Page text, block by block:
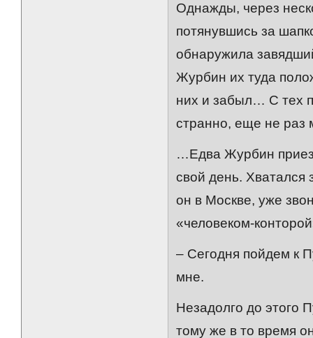
Однажды, через
потянувшись за
обнаружила
Журбин их туда
них и забыл… С тех
странно, еще не раз
…Едва Журбин
свой день. Хватался
он в Москве, уже
«человеком-
– Сегодня пойдем к
мне.
Незадолго до этого
тому же в то время